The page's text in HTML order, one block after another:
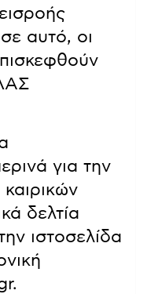
αυτό, οι
για την
δελτία
ιστοσελίδα